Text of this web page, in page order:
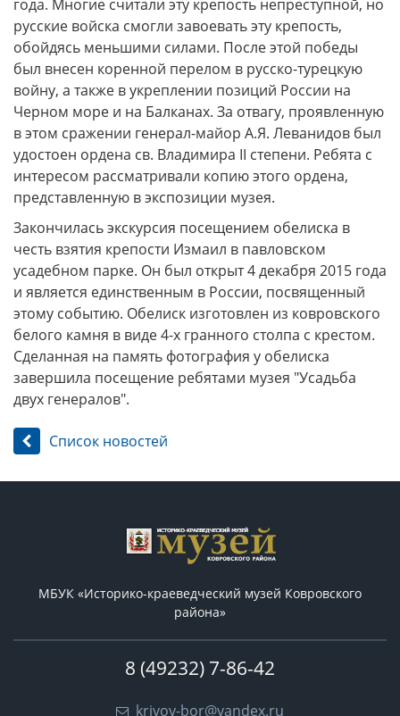
года. Многие считали эту крепость непреступной, но
русские войска смогли завоевать эту крепость,
обойдясь меньшими силами. После этой победы
был внесен коренной перелом в русско-турецкую
войну, а также в укреплении позиций России на
Черном море и на Балканах. За отвагу, проявленную
в этом сражении генерал-майор А.Я. Леванидов был
удостоен ордена св. Владимира II степени. Ребята с
интересом рассматривали копию этого ордена,
представленную в экспозиции музея.
Закончилась экскурсия посещением обелиска в
честь взятия крепости Измаил в павловском
усадебном парке. Он был открыт 4 декабря 2015 года
и является единственным в России, посвященный
этому событию. Обелиск изготовлен из ковровского
белого камня в виде 4-х гранного столпа с крестом.
Сделанная на память фотография у обелиска
завершила посещение ребятами музея "Усадьба
двух генералов".
Список новостей
МБУК «Историко-краеведческий музей Ковровского
района»
8 (49232) 7-86-42
krivoy-bor@yandex.ru